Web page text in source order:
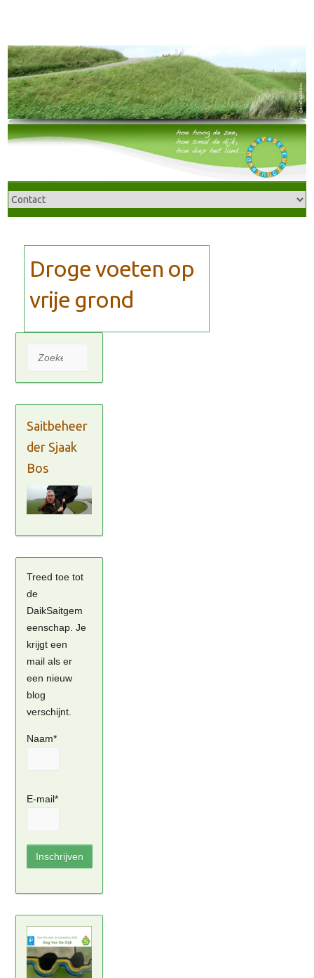
Zoeken
Saitbeheer
der Sjaak
Bos
Treed toe tot
de
DaikSaitgem
eenschap. Je
krijgt een
mail als er
een nieuw
blog
verschijnt.
Naam*
E-mail*